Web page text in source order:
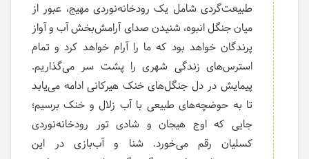
طبیعت‌گردی شامل یک رودخانه‌نوردی مهیج، عبور از
میان جنگل انبوه، شنیدن صدای آرامش‌بخش آب و آواز
پرندگان خواهد بود که ما را آرام خواهد کرد و تمام
استرس‌های زندگی شهری را پشت سر می‌گذاریم.
پیمایش در دل جنگل‌های خنک هیرکانی ادامه می‌یابد
تا به حوضچه‌های طبیعی با آب زلال و خنک برسیم؛
جایی که اوج هیجان و شادی تور رودخانه‌نوردی
کسلیان رقم می‌خورد. شنا و آب‌بازی در این